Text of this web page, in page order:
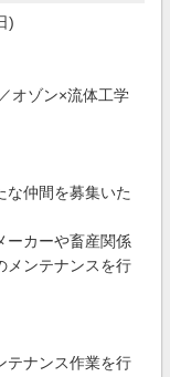
)
オゾン×流体工学
な仲間を募集いた
ーカーや畜産関係
メンテナンスを行
テナンス作業を行